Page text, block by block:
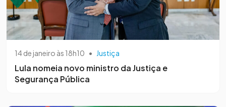
14 de janeiro às 18h10 • Justiça
Lula nomeia novo ministro da Justiça e
Segurança Pública